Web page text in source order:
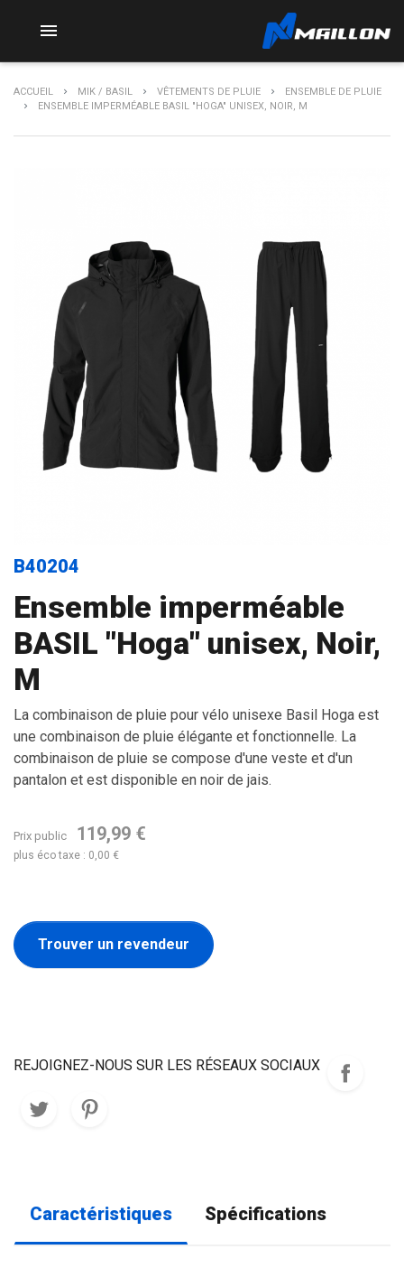

ACCUEIL MIK / BASIL VÊTEMENTS DE PLUIE
ENSEMBLE DE PLUIE
ENSEMBLE IMPERMÉABLE BASIL "HOGA" UNISEX, NOIR, M
B40204
Ensemble imperméable
BASIL "Hoga" unisex, Noir,
M
La combinaison de pluie pour vélo unisexe Basil Hoga est
une combinaison de pluie élégante et fonctionnelle. La
combinaison de pluie se compose d'une veste et d'un
pantalon et est disponible en noir de jais.
Prix public 119,99 €
plus éco taxe : 0,00 €
Trouver un revendeur
REJOIGNEZ-NOUS SUR LES RÉSEAUX SOCIAUX
Caractéristiques Spécifications